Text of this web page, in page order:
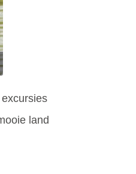
land